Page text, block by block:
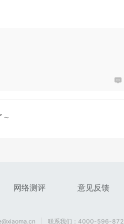
～
网络测评 意见反馈
联系我们：4000-596-872